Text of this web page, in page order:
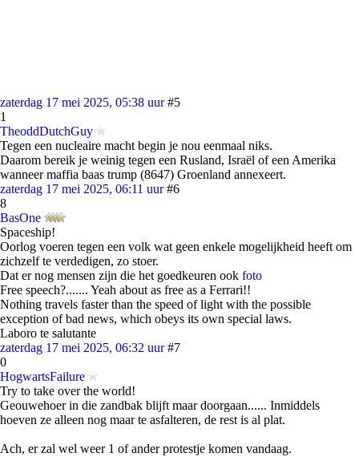
zaterdag 17 mei 2025, 05:38 uur #5
1
TheoddDutchGuy
Tegen een nucleaire macht begin je nou eenmaal niks.
Daarom bereik je weinig tegen een Rusland, Israël of een Amerika
wanneer maffia baas trump (8647) Groenland annexeert.
zaterdag 17 mei 2025, 06:11 uur #6
8
BasOne
Spaceship!
Oorlog voeren tegen een volk wat geen enkele mogelijkheid heeft om
zichzelf te verdedigen, zo stoer.
Dat er nog mensen zijn die het goedkeuren ook foto
Free speech?....... Yeah about as free as a Ferrari!!
Nothing travels faster than the speed of light with the possible
exception of bad news, which obeys its own special laws.
Laboro te salutante
zaterdag 17 mei 2025, 06:32 uur #7
0
HogwartsFailure
Try to take over the world!
Geouwehoer in die zandbak blijft maar doorgaan...... Inmiddels
hoeven ze alleen nog maar te asfalteren, de rest is al plat.
Ach, er zal wel weer 1 of ander protestje komen vandaag.